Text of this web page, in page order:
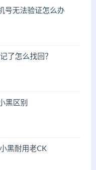
号无法验证怎么办
了怎么找回？
黑区别
黑耐用老CK